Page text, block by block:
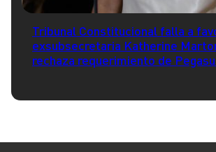
Tribunal Constitucional falla a
exsubsecretaria Katherine
rechaza requerimiento de